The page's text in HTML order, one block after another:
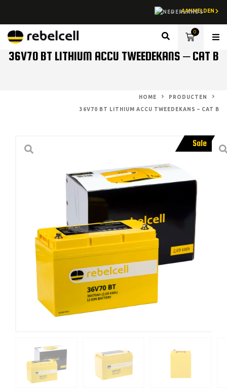
AANMELDEN
0
36V70 BT LITHIUM ACCU TWEEDEKANS – CAT B
HOME PRODUCTEN
36V70 BT LITHIUM ACCU TWEEDEKANS – CAT B
Sale